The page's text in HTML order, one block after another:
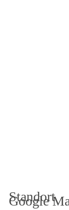
Standort
Google